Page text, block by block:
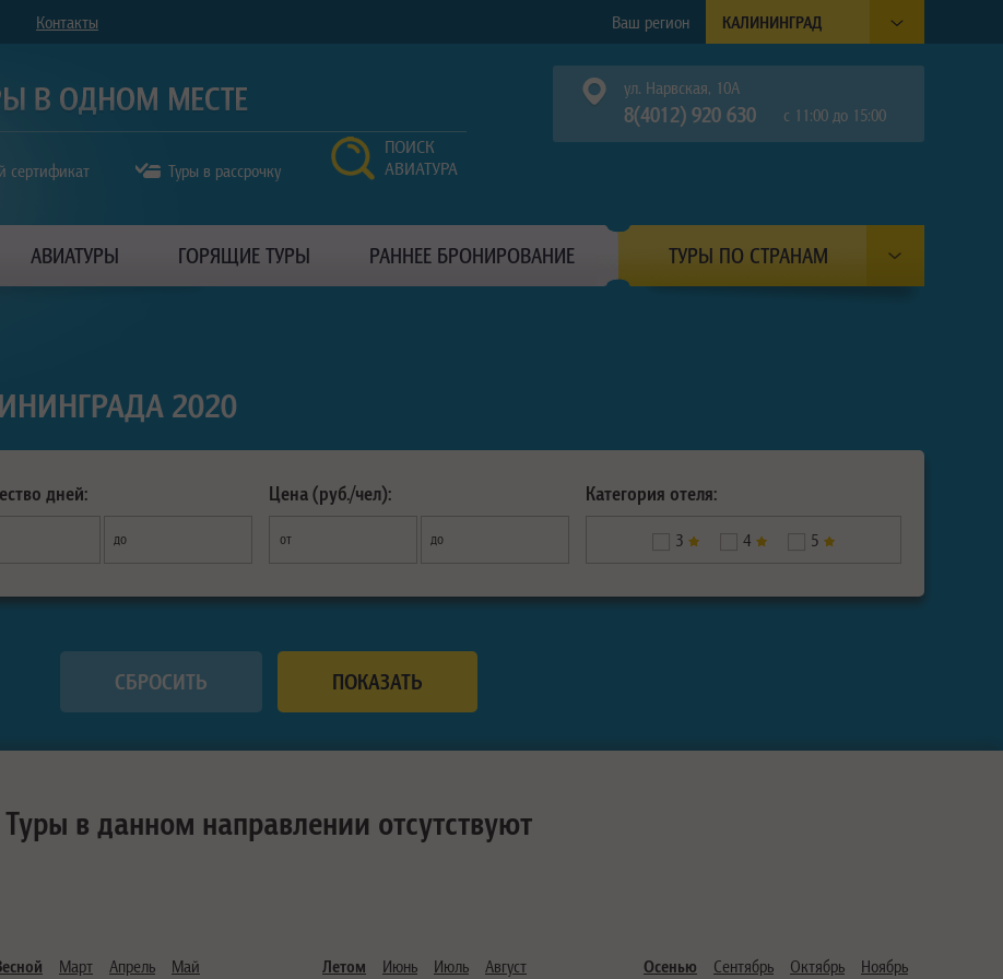
Контакты КАЛИНИНГРАД
Ваш регион
ТУРЫ ПО СТРАНАМ
сертификат Туры в рассрочку
ПОИСК
АВИАТУРА
ул. Нарвская, 10А
с 11:00 до 15:00
8(4012) 920 630
АВИАТУРЫ ГОРЯЩИЕ ТУРЫ РАННЕЕ БРОНИРОВАНИЕ
2020
дней:
до
Цена (руб./чел):
от до
Категория отеля:
3 4 5
Туры в данном направлении отсутствуют
Март Апрель Май Летом Июнь Июль Август Осенью Сентябрь Октябрь Ноябрь